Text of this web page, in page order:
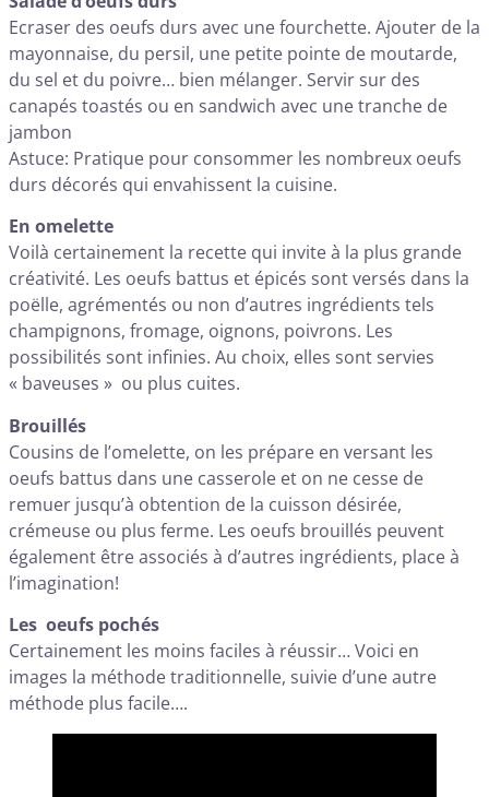
Ecraser des oeufs durs avec une fourchette. Ajouter de la
mayonnaise, du persil, une petite pointe de moutarde,
du sel et du poivre… bien mélanger. Servir sur des
canapés toastés ou en sandwich avec une tranche de
jambon
Astuce: Pratique pour consommer les nombreux oeufs
durs décorés qui envahissent la cuisine.
En omelette
Voilà certainement la recette qui invite à la plus grande
créativité. Les oeufs battus et épicés sont versés dans la
poëlle, agrémentés ou non d’autres ingrédients tels
champignons, fromage, oignons, poivrons. Les
possibilités sont infinies. Au choix, elles sont servies
« baveuses » ou plus cuites.
Brouillés
Cousins de l’omelette, on les prépare en versant les
oeufs battus dans une casserole et on ne cesse de
remuer jusqu’à obtention de la cuisson désirée,
crémeuse ou plus ferme. Les oeufs brouillés peuvent
également être associés à d’autres ingrédients, place à
l’imagination!
Les oeufs pochés
Certainement les moins faciles à réussir… Voici en
images la méthode traditionnelle, suivie d’une autre
méthode plus facile….